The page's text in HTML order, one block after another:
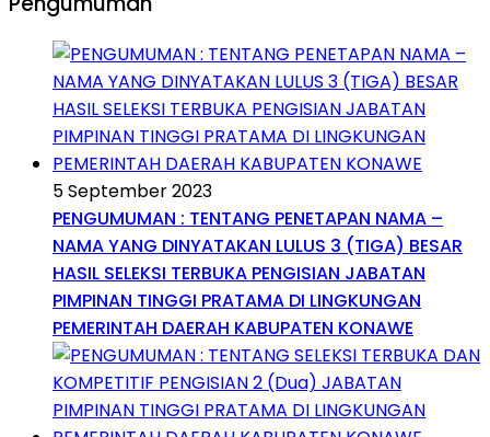
5 September 2023
PENGUMUMAN : TENTANG PENETAPAN NAMA –
NAMA YANG DINYATAKAN LULUS 3 (TIGA) BESAR
HASIL SELEKSI TERBUKA PENGISIAN JABATAN
PIMPINAN TINGGI PRATAMA DI LINGKUNGAN
PEMERINTAH DAERAH KABUPATEN KONAWE